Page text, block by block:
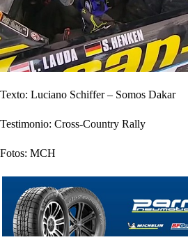
Texto: Luciano Schiffer – Somos Dakar
Testimonio: Cross-Country Rally
Fotos: MCH